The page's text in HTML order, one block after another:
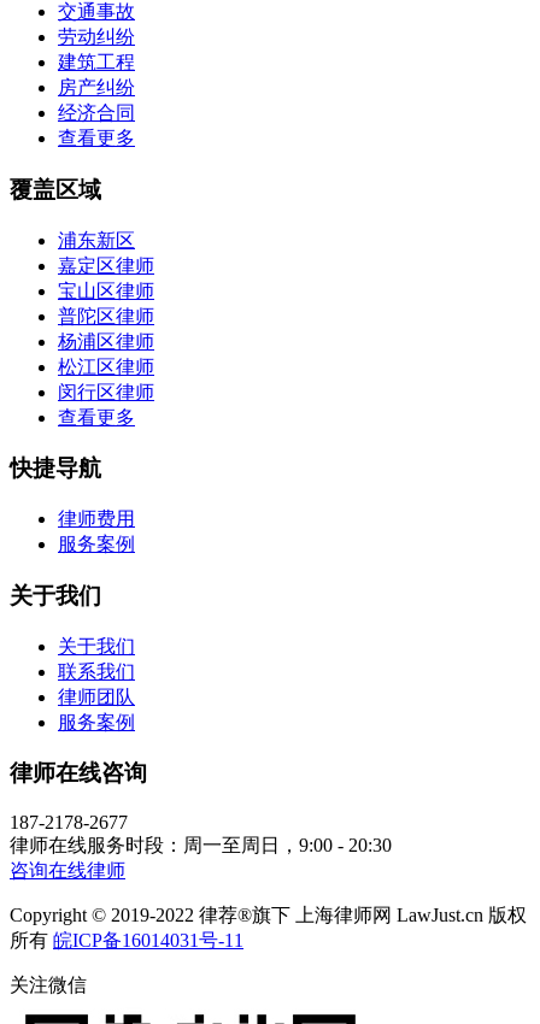
交通事故
劳动纠纷
建筑工程
房产纠纷
经济合同
查看更多
覆盖区域
浦东新区
嘉定区律师
宝山区律师
普陀区律师
杨浦区律师
松江区律师
闵行区律师
查看更多
快捷导航
律师费用
服务案例
关于我们
关于我们
联系我们
律师团队
服务案例
律师在线咨询
187-2178-2677
律师在线服务时段：周一至周日，9:00 - 20:30
咨询在线律师
Copyright © 2019-2022 律荐®旗下 上海律师网 LawJust.cn 版权
所有 皖ICP备16014031号-11
关注微信